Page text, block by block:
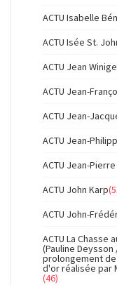
ACTU Isabelle
ACTU Isée St.
ACTU Jean
ACTU Jean-
ACTU Jean-
ACTU Jean-
ACTU Jean-
ACTU John Karp
ACTU John-
ACTU La Chasse
(Pauline
prolongement de
d'or réalisée par
(46)